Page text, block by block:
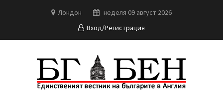
Лондон
неделя 09 август 2026
Вход/Регистрация